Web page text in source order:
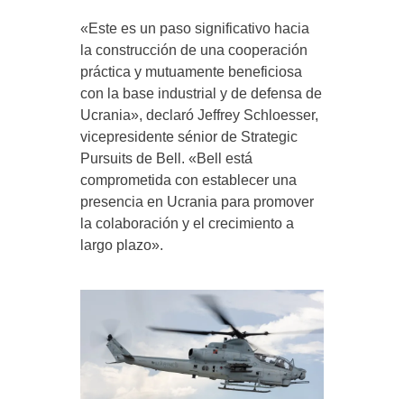
«Este es un paso significativo hacia
la construcción de una cooperación
práctica y mutuamente beneficiosa
con la base industrial y de defensa de
Ucrania», declaró Jeffrey Schloesser,
vicepresidente sénior de Strategic
Pursuits de Bell. «Bell está
comprometida con establecer una
presencia en Ucrania para promover
la colaboración y el crecimiento a
largo plazo».